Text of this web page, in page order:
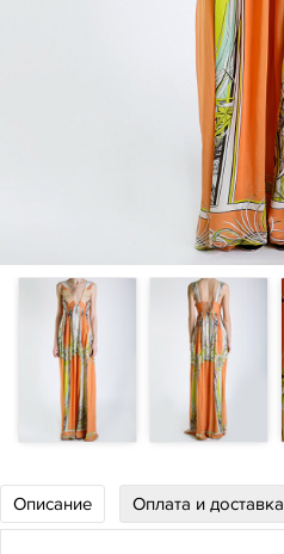
Описание Оплата и доставка